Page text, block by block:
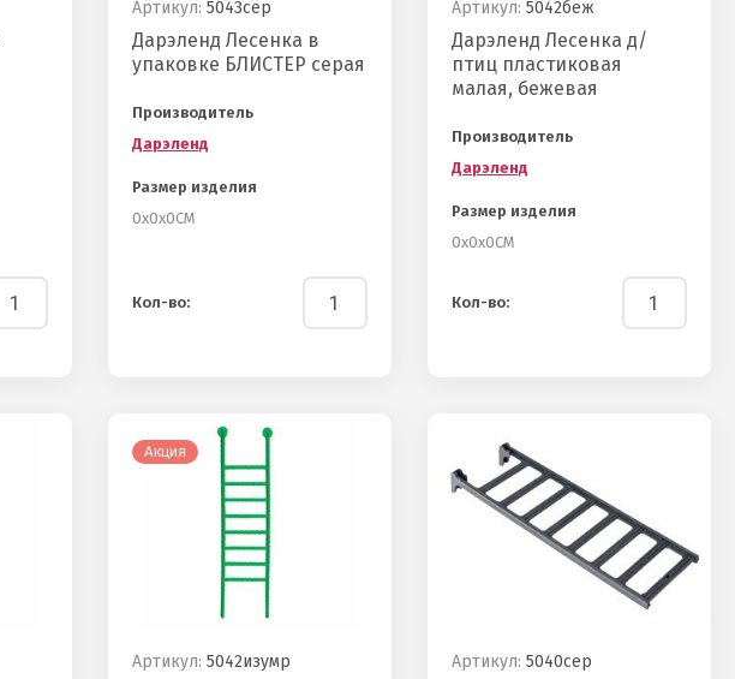
Артикул: 5043сер
Дарэленд Лесенка в
упаковке БЛИСТЕР серая
Производитель
Дарэленд
Размер изделия
0х0х0СМ
Кол-во:
Артикул: 5042беж
Дарэленд Лесенка д/
птиц пластиковая
малая, бежевая
Производитель
Дарэленд
Размер изделия
0х0х0СМ
Кол-во:
Акция
Артикул: 5042изумр Артикул: 5040сер